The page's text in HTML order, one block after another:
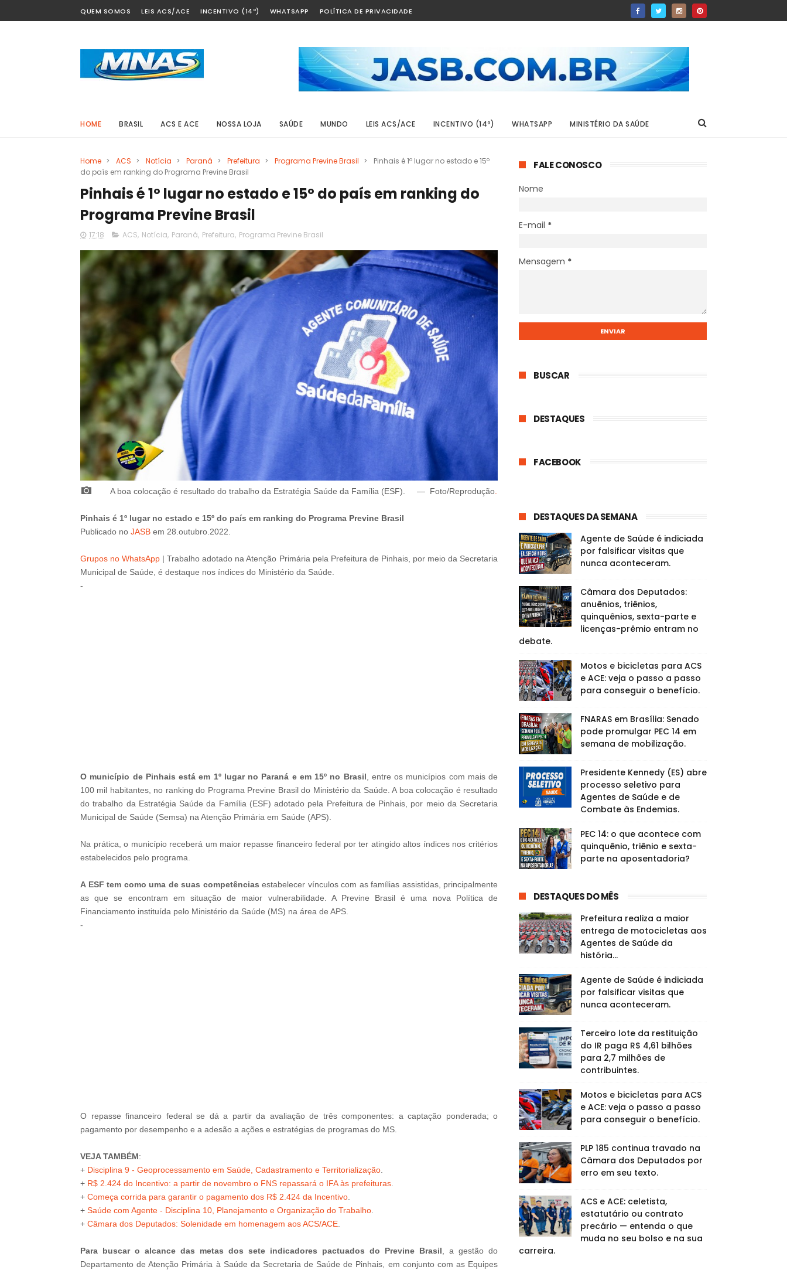
QUEM SOMOS LEIS ACS/ACE INCENTIVO (14º) WHATSAPP POLÍTICA DE PRIVACIDADE
HOME BRASIL ACS E ACE NOSSA LOJA SAÚDE MUNDO LEIS ACS/ACE INCENTIVO (14º) WHATSAPP MINISTÉRIO DA SAÚDE
Home > ACS > Notícia > Paraná > Prefeitura > Programa Previne Brasil >
Pinhais é 1º lugar no estado e 15º
do país em ranking do Programa Previne Brasil
Pinhais é 1º lugar no estado e 15º do país em ranking do
Programa Previne Brasil
17:18 ACS, Notícia, Paraná, Prefeitura, Programa Previne Brasil
A boa colocação é resultado do trabalho da Estratégia Saúde da Família (ESF). — Foto/Reprodução.
Pinhais é 1º lugar no estado e 15º do país em ranking do Programa Previne Brasil
Publicado no JASB em 28 .outubro .2022.
Grupos no WhatsApp |Trabalho adotado na Atenção Primária pela Prefeitura de Pinhais, por meio da Secretaria
Municipal de Saúde, é destaque nos índices do Ministério da Saúde.
-
O município de Pinhais está em 1º lugar no Paraná e em 15º no Brasil , entre os municípios com mais de
100 mil habitantes, no ranking do Programa Previne Brasil do Ministério da Saúde. A boa colocação é resultado
do trabalho da Estratégia Saúde da Família (ESF) adotado pela Prefeitura de Pinhais, por meio da Secretaria
Municipal de Saúde (Semsa) na Atenção Primária em Saúde (APS).
Na prática, o município receberá um maior repasse financeiro federal por ter atingido altos índices nos critérios
estabelecidos pelo programa.
A ESF tem como uma de suas competências estabelecer vínculos com as famílias assistidas, principalmente
as que se encontram em situação de maior vulnerabilidade. A Previne Brasil é uma nova Política de
Financiamento instituída pelo Ministério da Saúde (MS) na área de APS.
-
O repasse financeiro federal se dá a partir da avaliação de três componentes: a captação ponderada; o
pagamento por desempenho e a adesão a ações e estratégias de programas do MS.
VEJA TAMBÉM:
+ Disciplina 9 - Geoprocessamento em Saúde, Cadastramento e Territorialização
+ R$ 2.424 do Incentivo: a partir de novembro o FNS repassará o IFA às prefeituras
+ Começa corrida para garantir o pagamento dos R$ 2.424 da Incentivo
+ Saúde com Agente - Disciplina 10, Planejamento e Organização do Trabalho
+ Câmara dos Deputados: Solenidade em homenagem aos ACS/ACE
Para buscar o alcance das metas dos sete indicadores pactuados do Previne Brasil , a gestão do
Departamento de Atenção Primária à Saúde da Secretaria de Saúde de Pinhais, em conjunto com as Equipes
FALE CONOSCO
Nome
E-mail *
Mensagem *
BUSCAR
DESTAQUES
FACEBOOK
DESTAQUES DA SEMANA
Agente de Saúde é indiciada
por falsificar visitas que
nunca aconteceram.
Câmara dos Deputados:
anuênios, triênios,
quinquênios, sexta-parte e
licenças-prêmio entram no
debate.
Motos e bicicletas para ACS
e ACE: veja o passo a passo
para conseguir o benefício.
FNARAS em Brasília: Senado
pode promulgar PEC 14 em
semana de mobilização.
Presidente Kennedy (ES) abre
processo seletivo para
Agentes de Saúde e de
Combate às Endemias.
PEC 14: o que acontece com
quinquênio, triênio e sexta-
parte na aposentadoria?
DESTAQUES DO MÊS
Prefeitura realiza a maior
entrega de motocicletas aos
Agentes de Saúde da
história...
Agente de Saúde é indiciada
por falsificar visitas que
nunca aconteceram.
Terceiro lote da restituição
do IR paga R$ 4,61 bilhões
para 2,7 milhões de
contribuintes.
Motos e bicicletas para ACS
e ACE: veja o passo a passo
para conseguir o benefício.
PLP 185 continua travado na
Câmara dos Deputados por
erro em seu texto.
ACS e ACE: celetista,
estatutário ou contrato
precário — entenda o que
muda no seu bolso e na sua
carreira.